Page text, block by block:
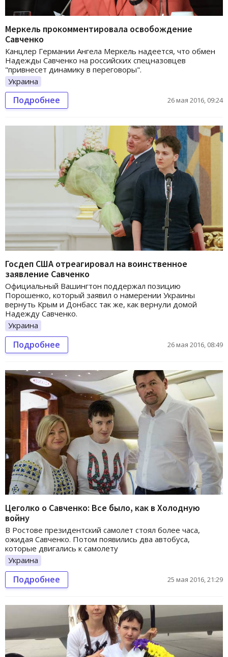
Меркель прокомментировала освобождение
Савченко
Канцлер Германии Ангела Меркель надеется, что обмен
Надежды Савченко на российских спецназовцев
"привнесет динамику в переговоры".
Украина
Подробнее 26 мая 2016, 09:24
Госдеп США отреагировал на воинственное
заявление Савченко
Официальный Вашингтон поддержал позицию
Порошенко, который заявил о намерении Украины
вернуть Крым и Донбасс так же, как вернули домой
Надежду Савченко.
Украина
Подробнее 26 мая 2016, 08:49
Цеголко о Савченко: Все было, как в Холодную
войну
В Ростове президентский самолет стоял более часа,
ожидая Савченко. Потом появились два автобуса,
которые двигались к самолету
Украина
Подробнее 25 мая 2016, 21:29